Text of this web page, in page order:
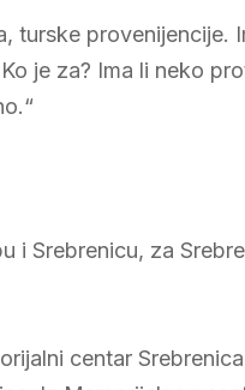
turske provenijencije.
je za? Ima li neko
i Srebrenicu, za
centar